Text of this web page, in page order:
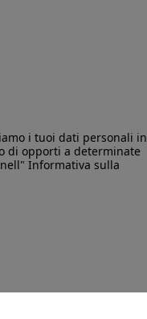
i tuoi dati personali in
di opporti a determinate
Informativa sulla